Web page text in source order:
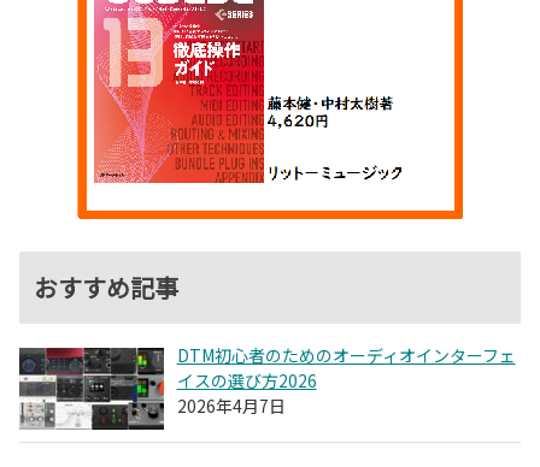
おすすめ記事
DTM初心者のためのオーディオインターフェ
イスの選び方2026
2026年4月7日